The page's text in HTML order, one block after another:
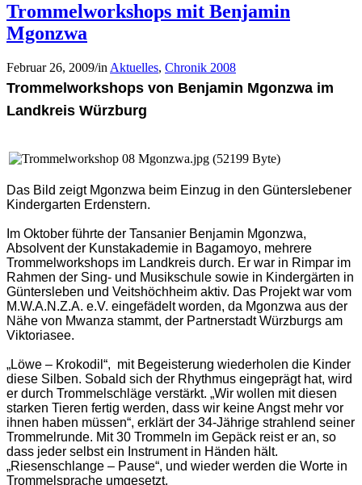
Trommelworkshops mit Benjamin
Mgonzwa
Februar 26, 2009/in Aktuelles, Chronik 2008
Trommelworkshops von Benjamin Mgonzwa im
Landkreis Würzburg
Das Bild zeigt Mgonzwa beim Einzug in den Günterslebener
Kindergarten Erdenstern.
Im Oktober führte der Tansanier Benjamin Mgonzwa,
Absolvent der Kunstakademie in Bagamoyo, mehrere
Trommelworkshops im Landkreis durch. Er war in Rimpar im
Rahmen der Sing- und Musikschule sowie in Kindergärten in
Güntersleben und Veitshöchheim aktiv. Das Projekt war vom
M.W.A.N.Z.A. e.V. eingefädelt worden, da Mgonzwa aus der
Nähe von Mwanza stammt, der Partnerstadt Würzburgs am
Viktoriasee.
„Löwe – Krokodil“, mit Begeisterung wiederholen die Kinder
diese Silben. Sobald sich der Rhythmus eingeprägt hat, wird
er durch Trommelschläge verstärkt. „Wir wollen mit diesen
starken Tieren fertig werden, dass wir keine Angst mehr vor
ihnen haben müssen“, erklärt der 34-Jährige strahlend seiner
Trommelrunde. Mit 30 Trommeln im Gepäck reist er an, so
dass jeder selbst ein Instrument in Händen hält.
„Riesenschlange – Pause“, und wieder werden die Worte in
Trommelsprache umgesetzt.